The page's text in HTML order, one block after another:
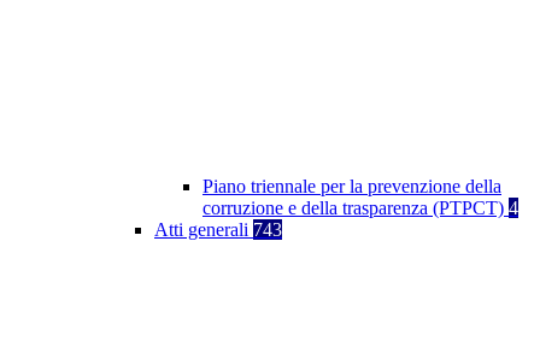
Piano triennale per la prevenzione della
corruzione e della trasparenza (PTPCT) 4
Atti generali 743